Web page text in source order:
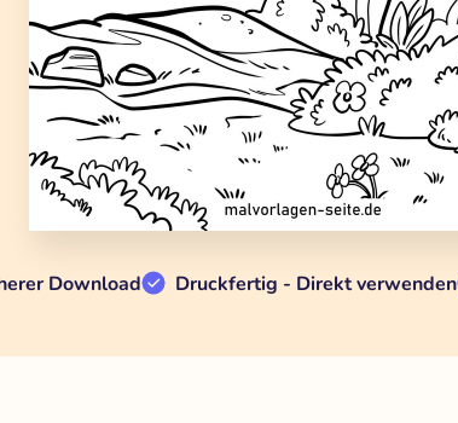
Download Druckfertig - Direkt verwenden